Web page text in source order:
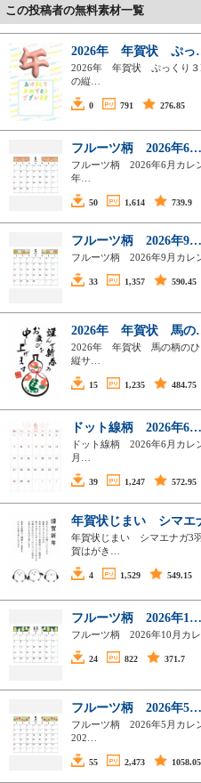
この投稿者の無料素材一覧
2026年 年賀状 ぷ
2026年 年賀状 ぷっくり３
の縦…
0 791 276.85
フルーツ柄 2026年6…
フルーツ柄 2026年6月カレ
年…
50 1,614 739.9
フルーツ柄 2026年9…
フルーツ柄 2026年9月カレ
33 1,357 590.45
2026年 年賀状 馬
2026年 年賀状 馬の柄のひ
縦サ…
15 1,235 484.75
ドット線柄 2026年6…
ドット線柄 2026年6月カ
月…
39 1,247 572.95
年賀状じまい シマエ
年賀状じまい シマエナガ3
賀はがき…
4 1,529 549.15
フルーツ柄 2026年1…
フルーツ柄 2026年10月カ
24 822 371.7
フルーツ柄 2026年5…
フルーツ柄 2026年5月カレ
202…
55 2,473 1058.05